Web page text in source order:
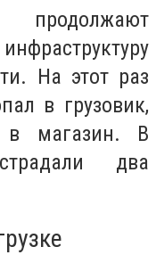
На этот раз
в грузовик,
в магазин. В
два